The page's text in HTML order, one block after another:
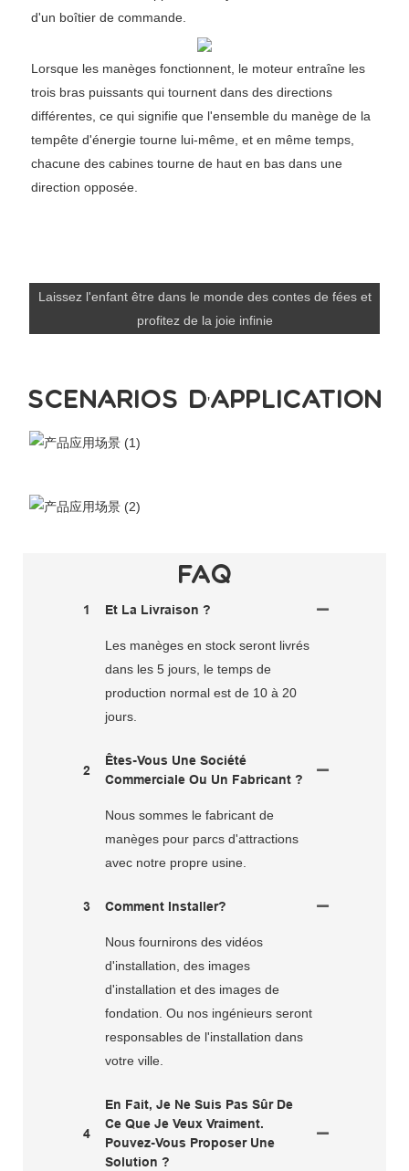
d'un boîtier de commande.
Lorsque les manèges fonctionnent, le moteur entraîne les
trois bras puissants qui tournent dans des directions
différentes, ce qui signifie que l'ensemble du manège de la
tempête d'énergie tourne lui-même, et en même temps,
chacune des cabines tourne de haut en bas dans une
direction opposée.
Laissez l'enfant être dans le monde des contes de fées et
profitez de la joie infinie
SCÉNARIOS D'APPLICATION
FAQ
1 Et La Livraison ?
Les manèges en stock seront livrés
dans les 5 jours, le temps de
production normal est de 10 à 20
jours.
2
Êtes-Vous Une Société
Commerciale Ou Un Fabricant ?
Nous sommes le fabricant de
manèges pour parcs d'attractions
avec notre propre usine.
3 Comment Installer?
Nous fournirons des vidéos
d'installation, des images
d'installation et des images de
fondation. Ou nos ingénieurs seront
responsables de l'installation dans
votre ville.
4
En Fait, Je Ne Suis Pas Sûr De
Ce Que Je Veux Vraiment.
Pouvez-Vous Proposer Une
Solution ?